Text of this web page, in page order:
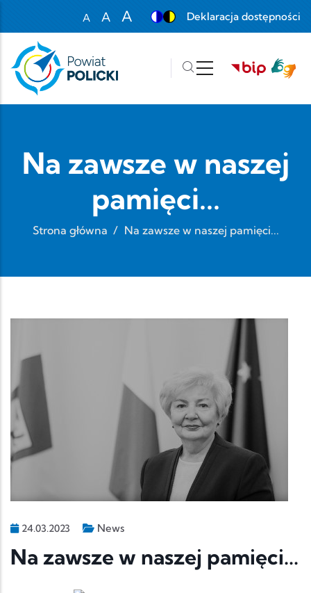
A
Set font size to 100%
A
A
Deklaracja dostępności
Na zawsze w naszej
pamięci...
Strona główna / Na zawsze w naszej pamięci...
24.03.2023 News
Na zawsze w naszej pamięci...